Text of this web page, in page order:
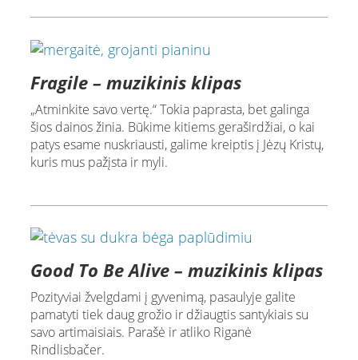
Fragile – muzikinis klipas
„Atminkite savo vertę.“ Tokia paprasta, bet galinga
šios dainos žinia. Būkime kitiems geraširdžiai, o kai
patys esame nuskriausti, galime kreiptis į Jėzų Kristų,
kuris mus pažįsta ir myli.
Good To Be Alive – muzikinis klipas
Pozityviai žvelgdami į gyvenimą, pasaulyje galite
pamatyti tiek daug grožio ir džiaugtis santykiais su
savo artimaisiais. Parašė ir atliko Riganė
Rindlisbačer.